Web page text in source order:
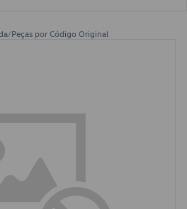
/Peças por Código Original